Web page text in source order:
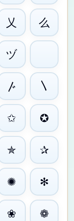
乂 么
ヅ
〴 〵
✩ ✪
✯ ✰
✺ ✻
❀ ❁